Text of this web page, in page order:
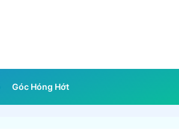
Góc Hóng Hớt